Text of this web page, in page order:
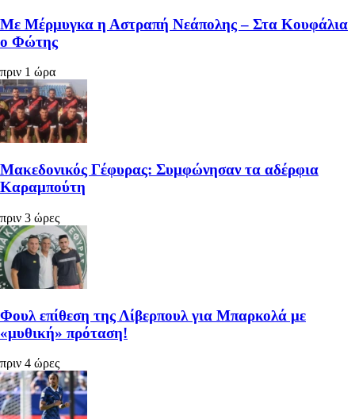
Με Μέρμυγκα η Αστραπή Νεάπολης – Στα Κουφάλια
ο Φώτης
πριν 1 ώρα
Μακεδονικός Γέφυρας: Συμφώνησαν τα αδέρφια
Καραμπούτη
πριν 3 ώρες
Φουλ επίθεση της Λίβερπουλ για Μπαρκολά με
«μυθική» πρόταση!
πριν 4 ώρες